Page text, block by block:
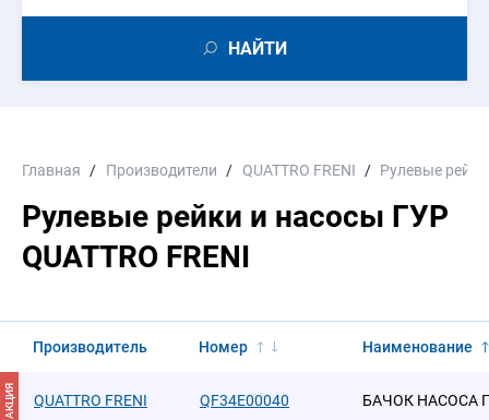
НАЙТИ
Главная Производители QUATTRO FRENI Рулевые
Рулевые рейки и насосы ГУР
QUATTRO FRENI
Производитель Номер Наименование
АКЦИЯ QUATTRO FRENI QF34E00040 БАЧОК НАСОСА